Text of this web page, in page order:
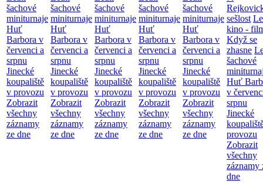
šachové
miniturnaje
Huť
Barbora v
červenci a
srpnu
Jinecké
koupaliště
v provozu
Zobrazit
všechny
záznamy
ze dne
šachové
miniturnaje
Huť
Barbora v
červenci a
srpnu
Jinecké
koupaliště
v provozu
Zobrazit
všechny
záznamy
ze dne
šachové
miniturnaje
Huť
Barbora v
červenci a
srpnu
Jinecké
koupaliště
v provozu
Zobrazit
všechny
záznamy
ze dne
šachové
miniturnaje
Huť
Barbora v
červenci a
srpnu
Jinecké
koupaliště
v provozu
Zobrazit
všechny
záznamy
ze dne
šachové
miniturnaje
Huť
Barbora v
červenci a
srpnu
Jinecké
koupaliště
v provozu
Zobrazit
všechny
záznamy
ze dne
sešlost
kino -
Když se
zhasne
šachové
Huť
v
srpnu
Jinecké
provozu
Zobrazit
všechny
záznamy
dne